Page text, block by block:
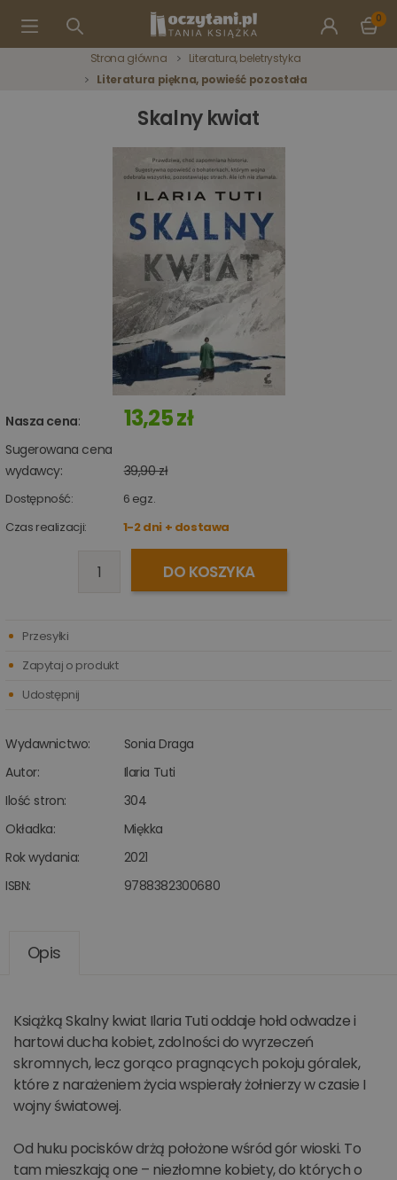
0
Strona główna
Literatura, beletrystyka
Literatura piękna, powieść pozostała
Skalny kwiat
Nasza cena: 13,25 zł
Sugerowana cena
wydawcy:
39,90 zł
Dostępność: 6 egz.
Czas realizacji:
1-2 dni + dostawa
DO KOSZYKA
Wydawnictwo:
Sonia Draga
Autor:
Ilaria Tuti
Ilość stron:
304
Okładka:
Miękka
Rok wydania:
2021
ISBN:
9788382300680
Przesyłki
Zapytaj o produkt
Udostępnij
Opis
Książką Skalny kwiat Ilaria Tuti oddaje hołd odwadze i
hartowi ducha kobiet, zdolności do wyrzeczeń
skromnych, lecz gorąco pragnących pokoju góralek,
które z narażeniem życia wspierały żołnierzy w czasie I
wojny światowej.
Od huku pocisków drżą położone wśród gór wioski. To
tam mieszkają one – niezłomne kobiety, do których o